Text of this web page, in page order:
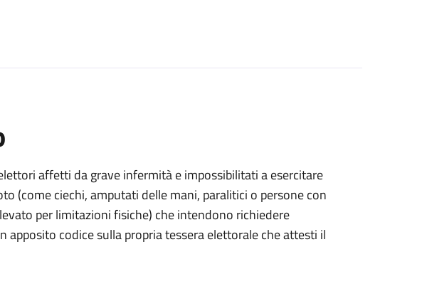
affetti da grave infermità e impossibilitati a esercitare
(come ciechi, amputati delle mani, paralitici o persone con
per limitazioni fisiche) che intendono richiedere
apposito codice sulla propria tessera elettorale che attesti il